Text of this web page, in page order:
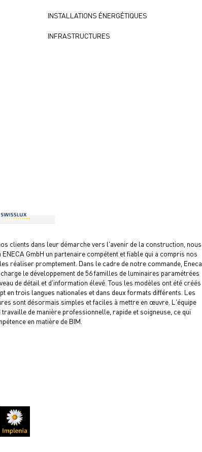
INSTALLATIONS ÉNERGÉTIQUES
INFRASTRUCTURES
clients dans leur démarche vers l'avenir de la construction, nous
ENECA GmbH un partenaire compétent et fiable qui a compris nos
réaliser promptement. Dans le cadre de notre commande, Eneca
le développement de 56 familles de luminaires paramétrées
de détail et d'information élevé. Tous les modèles ont été créés
en trois langues nationales et dans deux formats différents. Les
sont désormais simples et faciles à mettre en œuvre. L'équipe
travaille de manière professionnelle, rapide et soigneuse, ce qui
en matière de BIM.